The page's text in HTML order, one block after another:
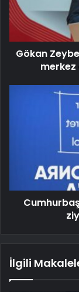
Gökan
İlgili